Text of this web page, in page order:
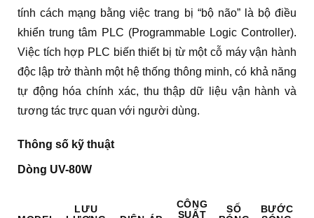
tính cách mạng bằng việc trang bị “bộ não” là bộ điều
khiển trung tâm PLC (Programmable Logic Controller).
Việc tích hợp PLC biến thiết bị từ một cỗ máy vận hành
độc lập trở thành một hệ thống thông minh, có khả năng
tự động hóa chính xác, thu thập dữ liệu vận hành và
tương tác trực quan với người dùng.
Thông số kỹ thuật
Dòng UV-80W
LƯU
CÔNG
SUẤT
SỐ
BƯỚC